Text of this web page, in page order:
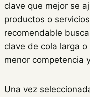
clave que mejor se
productos o
recomendable
clave de cola larga
menor competencia
Una vez